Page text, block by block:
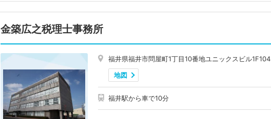
金築広之税理士事務所
福井県福井市問屋町1丁目10番地ユニックスビル1F104
地図
福井駅から車で10分